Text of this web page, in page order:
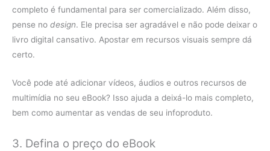
completo é fundamental para ser comercializado. Além disso,
pense no design. Ele precisa ser agradável e não pode deixar o
livro digital cansativo. Apostar em recursos visuais sempre dá
certo.
Você pode até adicionar vídeos, áudios e outros recursos de
multimídia no seu eBook? Isso ajuda a deixá-lo mais completo,
bem como aumentar as vendas de seu infoproduto.
3. Defina o preço do eBook